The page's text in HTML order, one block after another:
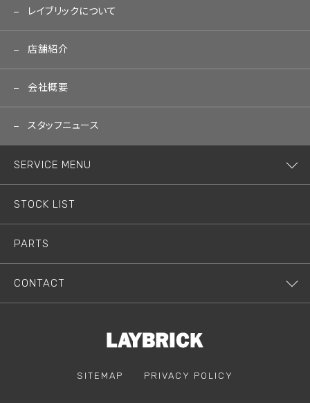
レイブリックについて
店舗紹介
会社概要
スタッフニュース
SERVICE MENU
STOCK LIST
PARTS
CONTACT
SITEMAP PRIVACY POLICY